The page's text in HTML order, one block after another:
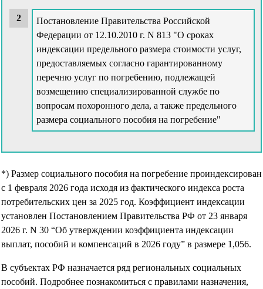
Постановление Правительства Российской
Федерации от 12.10.2010 г. N 813 "О сроках
индексации предельного размера стоимости услуг,
предоставляемых согласно гарантированному
перечню услуг по погребению, подлежащей
возмещению специализированной службе по
вопросам похоронного дела, а также предельного
размера социального пособия на погребение"
*) Размер социального пособия на погребение проиндексирован
с 1 февраля 2026 года исходя из фактического индекса роста
потребительских цен за 2025 год. Коэффициент индексации
установлен Постановлением Правительства РФ от 23 января
2026 г. N 30 “Об утверждении коэффициента индексации
выплат, пособий и компенсаций в 2026 году” в размере 1,056.
В субъектах РФ назначается ряд региональных социальных
пособий. Подробнее познакомиться с правилами назначения,